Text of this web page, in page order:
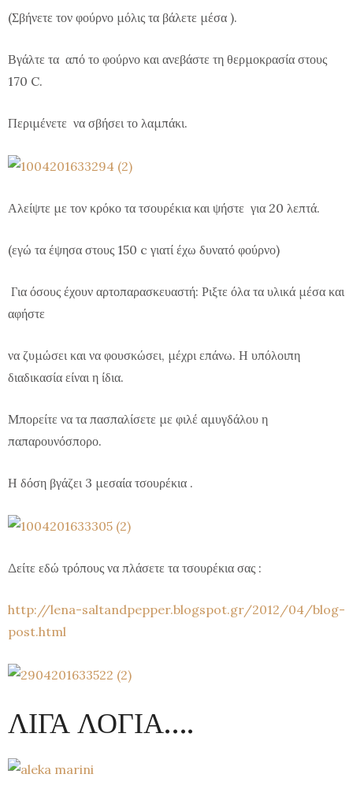
(Σβήνετε τον φούρνο μόλις τα βάλετε μέσα ).
Βγάλτε τα από το φούρνο και ανεβάστε τη θερμοκρασία στους
170 C.
Περιμένετε να σβήσει το λαμπάκι.
Αλείψτε με τον κρόκο τα τσουρέκια και ψήστε για 20 λεπτά.
(εγώ τα έψησα στους 150 c γιατί έχω δυνατό φούρνο)
Για όσους έχουν αρτοπαρασκευαστή: Ριξτε όλα τα υλικά μέσα και
αφήστε
να ζυμώσει και να φουσκώσει, μέχρι επάνω. Η υπόλοιπη
διαδικασία είναι η ίδια.
Μπορείτε να τα πασπαλίσετε με φιλέ αμυγδάλου η
παπαρουνόσπορο.
Η δόση βγάζει 3 μεσαία τσουρέκια .
Δείτε εδώ τρόπους να πλάσετε τα τσουρέκια σας :
http://lena-saltandpepper.blogspot.gr/2012/04/blog-
post.html
ΛΙΓΑ ΛΟΓΙΑ….